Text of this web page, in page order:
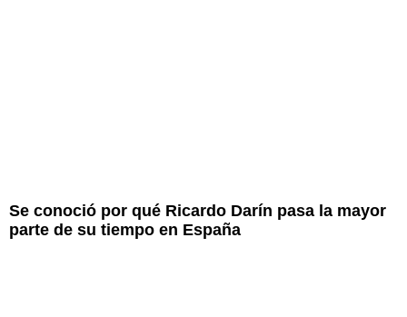
Se conoció por qué Ricardo Darín pasa la mayor
parte de su tiempo en España